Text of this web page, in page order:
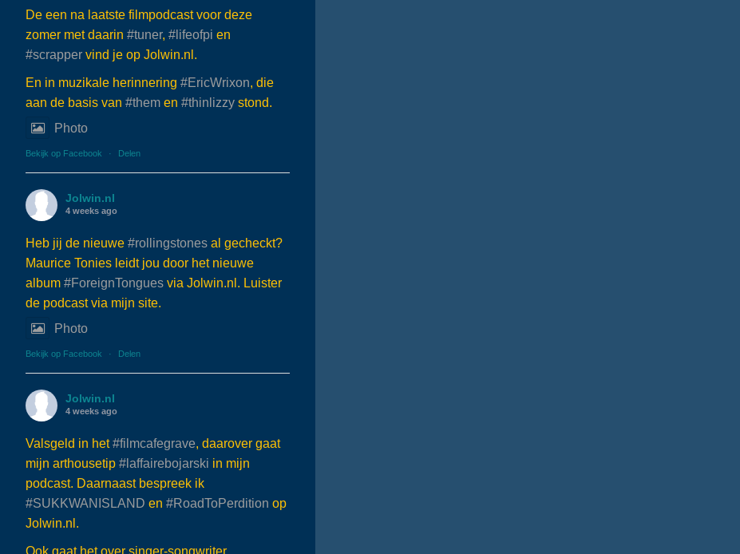
De een na laatste filmpodcast voor deze
zomer met daarin #tuner, #lifeofpi en
#scrapper vind je op Jolwin.nl.
En in muzikale herinnering #EricWrixon, die
aan de basis van #them en #thinlizzy stond.
Photo
Bekijk op Facebook · Delen
Jolwin.nl
4 weeks ago
Heb jij de nieuwe #rollingstones al gecheckt?
Maurice Tonies leidt jou door het nieuwe
album #ForeignTongues via Jolwin.nl. Luister
de podcast via mijn site.
Photo
Bekijk op Facebook · Delen
Jolwin.nl
4 weeks ago
Valsgeld in het#filmcafegrave, daarover gaat
mijn arthousetip #laffairebojarski in mijn
podcast. Daarnaast bespreek ik
#SUKKWANISLAND en #RoadToPerdition op
Jolwin.nl.
Ook gaat het over singer-songwriter